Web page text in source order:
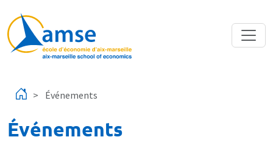
Événements
Événements